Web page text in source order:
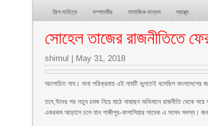
শিল্প-সাহিত্য
সম্পাদকীয় সামাজিক-মাধ্যম স্বাস্থ্য
সোহেল তাজের রাজনীতিতে
shimul | May 31, 2018
আলোচিত নাম। নানা পরিক্রমায় এই নামটি ভুলতেই বসেছিল
তবে,ঈদের পর নতুন চমক নিয়ে মাঠে নামছেন অভিমানে রাজনীতি থেকে
একরকম আড়ালে চলে যান গাজীপুর-কাপাসিয়ার সাবেক এ সংসদ সদস্য।